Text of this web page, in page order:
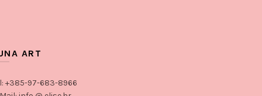
ART
+385-97-683-8966